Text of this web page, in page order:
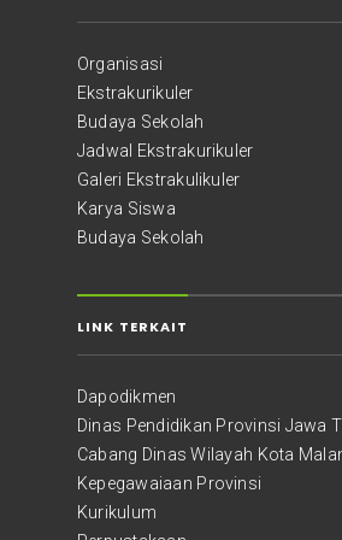
Organisasi
Ekstrakurikuler
Budaya Sekolah
Jadwal Ekstrakurikuler
Galeri Ekstrakulikuler
Karya Siswa
Budaya Sekolah
LINK TERKAIT
Dapodikmen
Dinas Pendidikan Provinsi Jawa
Cabang Dinas Wilayah Kota
Kepegawaiaan Provinsi
Kurikulum